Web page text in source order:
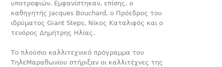
υποτροφιών. Εμφανίστηκαν, επίσης, ο
καθηγητής Jacques Bouchard, ο Πρόεδρος του
ιδρύματος Giant Steps, Νίκος Καταλιφός και ο
τενόρος Δημήτρης Ηλίας.
Το πλούσιο καλλιτεχνικό πρόγραμμα του
ΤηλεΜαραθωνίου στήριξαν οι καλλιτέχνες της